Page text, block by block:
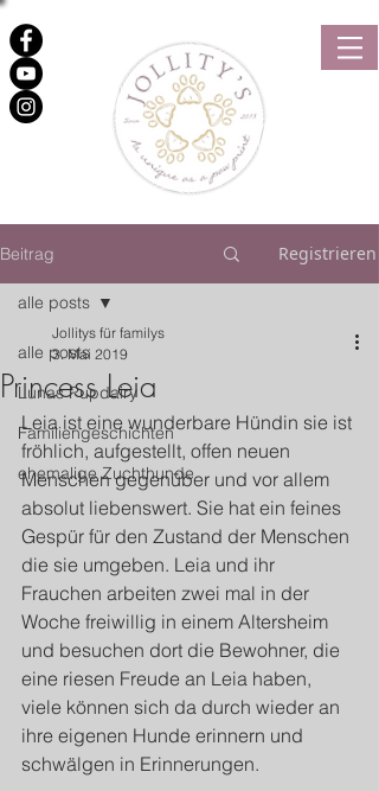
Beitrag Registrieren
alle posts
Lunas Pupdairy
Familiengeschichten
ehemalige Zuchthunde
alle posts
Princess Leia
Jollitys für familys
3. Mai 2019
Leia ist eine wunderbare Hündin sie ist
fröhlich, aufgestellt, offen neuen
Menschen gegenüber und vor allem
absolut liebenswert. Sie hat ein feines
Gespür für den Zustand der Menschen
die sie umgeben. Leia und ihr
Frauchen arbeiten zwei mal in der
Woche freiwillig in einem Altersheim
und besuchen dort die Bewohner, die
eine riesen Freude an Leia haben,
viele können sich da durch wieder an
ihre eigenen Hunde erinnern und
schwälgen in Erinnerungen.